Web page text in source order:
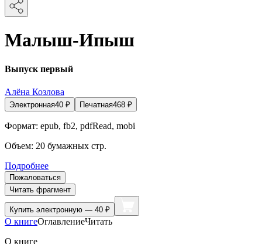
Малыш-Ипыш
Выпуск первый
Алёна Козлова
Электронная40 ₽ Печатная468 ₽
Формат: epub, fb2, pdfRead, mobi
Объем: 20 бумажных стр.
Подробнее
Пожаловаться
Читать фрагмент
Купить электронную — 40 ₽
О книгеОглавлениеЧитать
О книге